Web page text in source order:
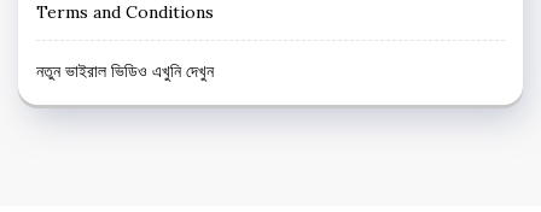
Terms and Conditions
নতুন ভাইরাল ভিডিও এখুনি দেখুন